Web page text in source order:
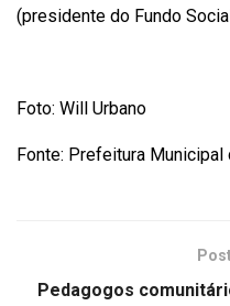
(presidente do Fundo
Foto: Will Urbano
Fonte: Prefeitura Municipal
Pedagogos